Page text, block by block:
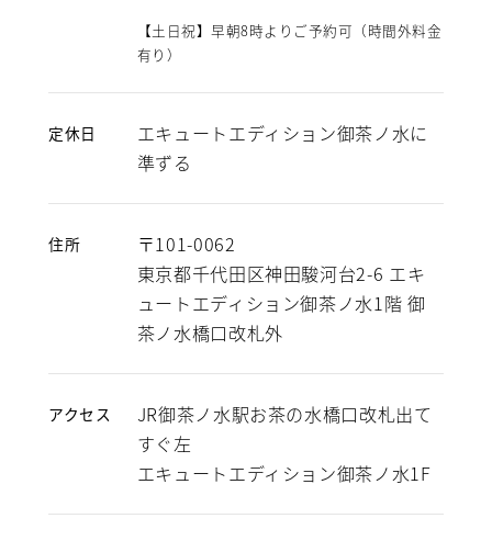
【土日祝】早朝8時よりご予約可（時間外料金
有り）
定休日
エキュートエディション御茶ノ水に
準ずる
住所
〒101-0062
東京都千代田区神田駿河台2-6 エキ
ュートエディション御茶ノ水1階 御
茶ノ水橋口改札外
アクセス
JR御茶ノ水駅お茶の水橋口改札出て
すぐ左
エキュートエディション御茶ノ水1F